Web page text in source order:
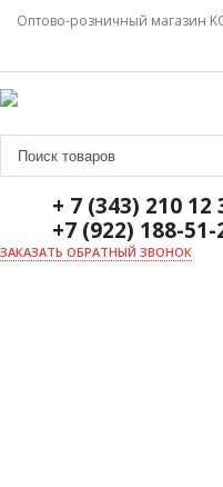
Оптово-розничный магазин
+ 7 (343) 210 12
+7 (922) 188-51-
ЗАКАЗАТЬ ОБРАТНЫЙ ЗВОНОК